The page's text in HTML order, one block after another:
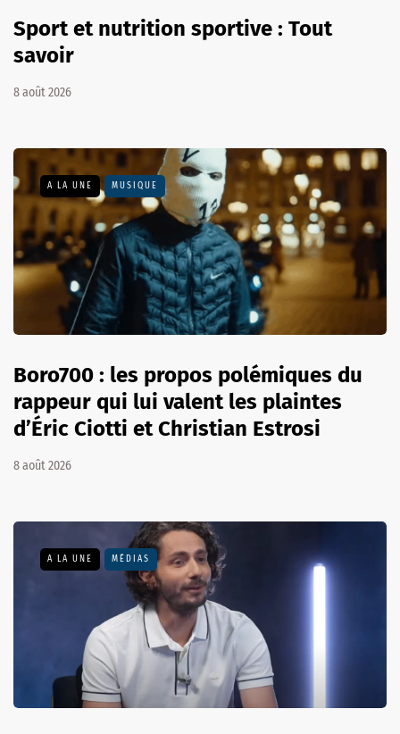
Sport et nutrition sportive : Tout
savoir
8 août 2026
A LA UNE MUSIQUE
Boro700 : les propos polémiques du
rappeur qui lui valent les plaintes
d’Éric Ciotti et Christian Estrosi
8 août 2026
A LA UNE MÉDIAS